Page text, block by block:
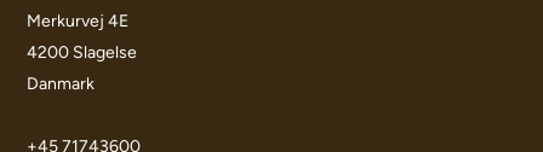
Merkurvej 4E
4200 Slagelse
Danmark
+45 71743600